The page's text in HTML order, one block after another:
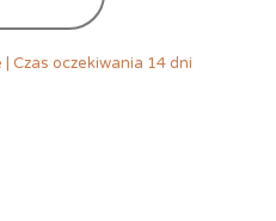
Czas oczekiwania 14 dni